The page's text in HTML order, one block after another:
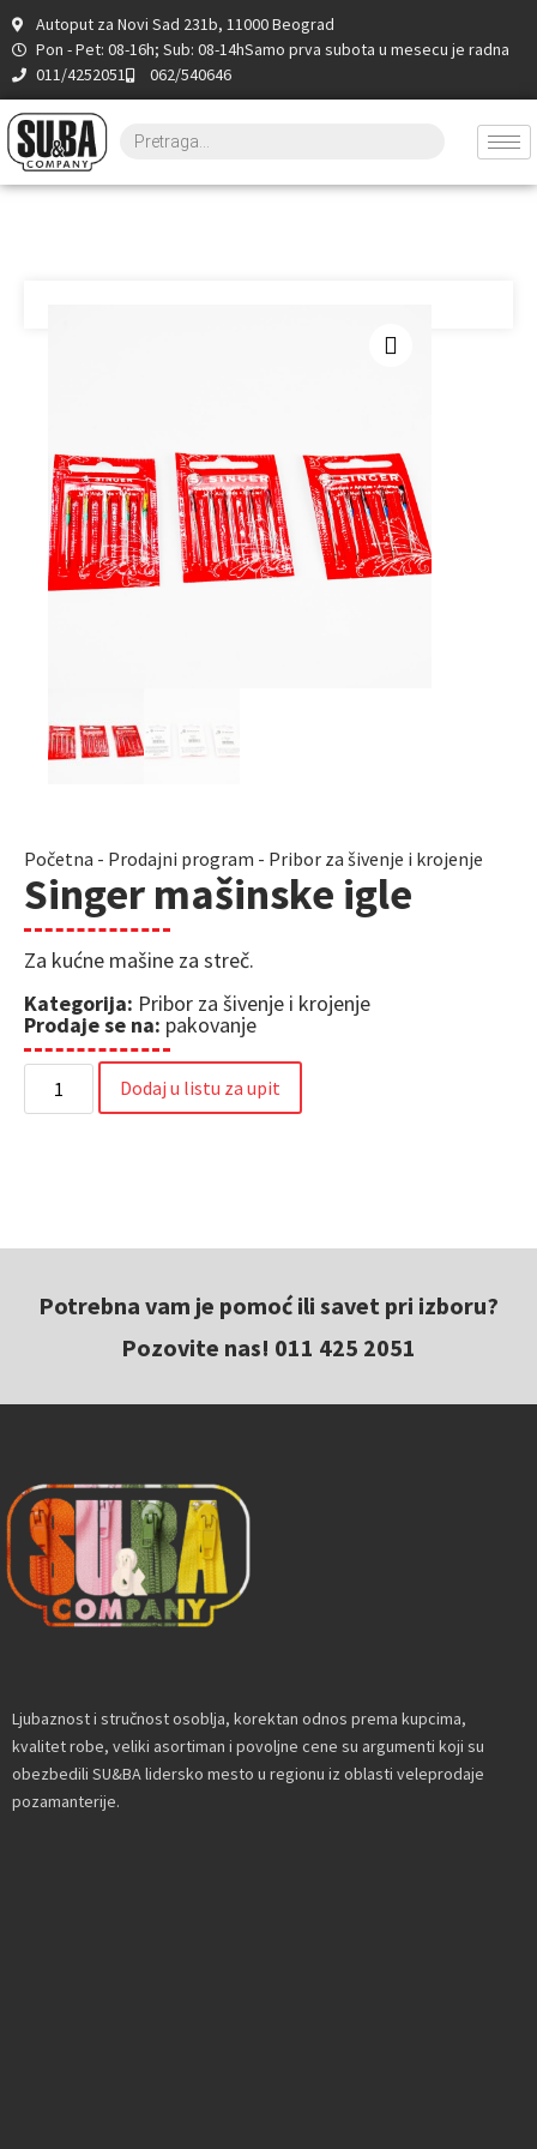
Autoput za Novi Sad 231b, 11000 Beograd
Pon - Pet: 08-16h; Sub: 08-14hSamo prva subota u mesecu je radna
011/4252051
062/540646
Početna - Prodajni program - Pribor za šivenje i krojenje
Singer mašinske igle
Za kućne mašine za streč.
Kategorija: Pribor za šivenje i krojenje
Prodaje se na: pakovanje
Dodaj u listu za upit
Potrebna vam je pomoć ili savet pri izboru?
Pozovite nas! 011 425 2051
Ljubaznost i stručnost osoblja, korektan odnos prema kupcima,
kvalitet robe, veliki asortiman i povoljne cene su argumenti koji su
obezbedili SU&BA lidersko mesto u regionu iz oblasti veleprodaje
pozamanterije.